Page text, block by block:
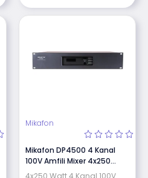
Mikafon
Mikafon DP4500 4 Kanal
100V Amfili Mixer 4x250
Watt